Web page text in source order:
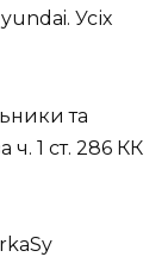
Усіх
та
1 ст. 286 КК